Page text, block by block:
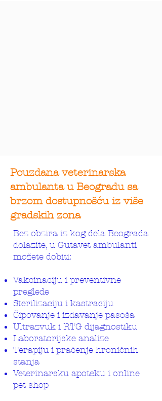
Pouzdana veterinarska
ambulanta u Beogradu sa
brzom dostupnošću iz više
gradskih zona
Bez obzira iz kog dela Beograda
dolazite, u Gutavet ambulanti
možete dobiti:
Vakcinaciju i preventivne
preglede
Sterilizaciju i kastraciju
Čipovanje i izdavanje pasoša
Ultrazvuk i RTG dijagnostiku
Laboratorijske analize
Terapiju i praćenje hroničnih
stanja
Veterinarsku apoteku i online
pet shop